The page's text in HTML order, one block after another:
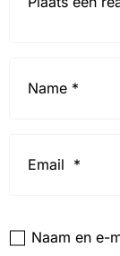
Naam en e-